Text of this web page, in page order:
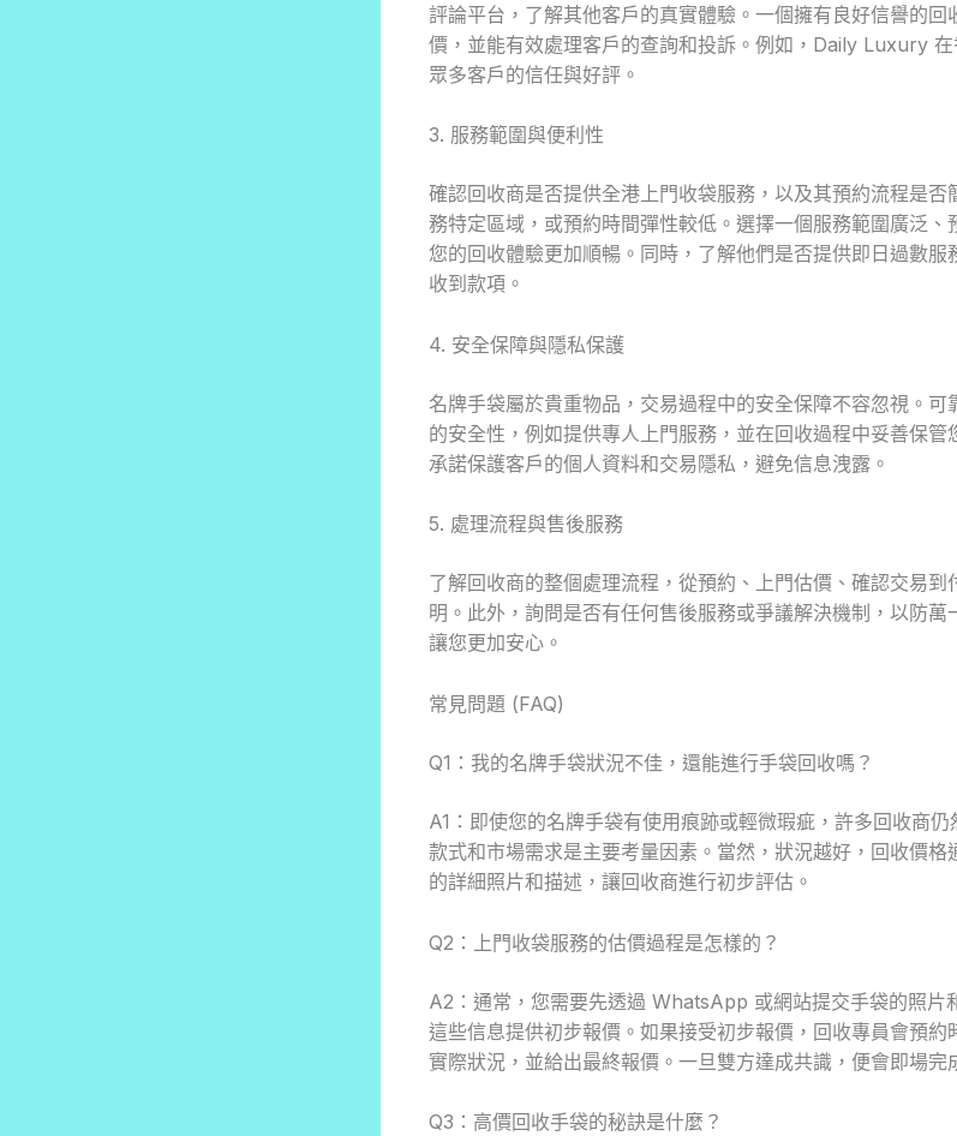
評論平台，了解其他客戶的真實體驗。一個擁有良好信譽的回
價，並能有效處理客戶的查詢和投訴。例如，Daily Luxury
眾多客戶的信任與好評。
3. 服務範圍與便利性
確認回收商是否提供全港上門收袋服務，以及其預約流程是否
務特定區域，或預約時間彈性較低。選擇一個服務範圍廣泛、
您的回收體驗更加順暢。同時，了解他們是否提供即日過數服
收到款項。
4. 安全保障與隱私保護
名牌手袋屬於貴重物品，交易過程中的安全保障不容忽視。可
的安全性，例如提供專人上門服務，並在回收過程中妥善保
承諾保護客戶的個人資料和交易隱私，避免信息洩露。
5. 處理流程與售後服務
了解回收商的整個處理流程，從預約、上門估價、確認交易到
明。此外，詢問是否有任何售後服務或爭議解決機制，以防
讓您更加安心。
常見問題 (FAQ)
Q1：我的名牌手袋狀況不佳，還能進行手袋回收嗎？
A1：即使您的名牌手袋有使用痕跡或輕微瑕疵，許多回收商仍
款式和市場需求是主要考量因素。當然，狀況越好，回收價格
的詳細照片和描述，讓回收商進行初步評估。
Q2：上門收袋服務的估價過程是怎樣的？
A2：通常，您需要先透過 WhatsApp 或網站提交手袋的照片
這些信息提供初步報價。如果接受初步報價，回收專員會預約
實際狀況，並給出最終報價。一旦雙方達成共識，便會即場完
Q3：高價回收手袋的秘訣是什麼？